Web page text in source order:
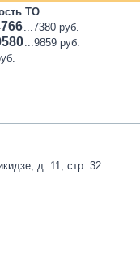
ТО
...7380 руб.
...9859 руб.
д. 11, стр. 32